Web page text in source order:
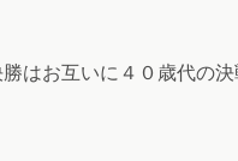
はお互いに４０歳代の決